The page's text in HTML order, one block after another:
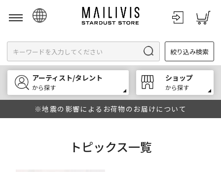
English
한국어
中文
絞り込み検索
アーティスト/タレント
から探す
ショップ
から探す
※地震の影響によるお荷物のお届けについて
トピックス一覧